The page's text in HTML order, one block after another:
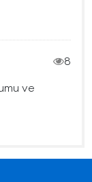
8
ve